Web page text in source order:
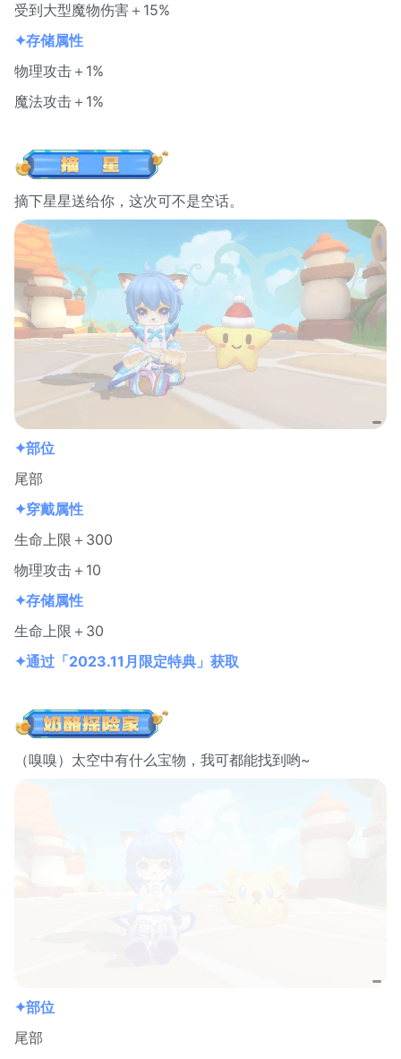
受到大型魔物伤害＋15%
✦存储属性
物理攻击＋1%
魔法攻击＋1%
摘下星星送给你，这次可不是空话。
✦部位
尾部
✦穿戴属性
生命上限＋300
物理攻击＋10
✦存储属性
生命上限＋30
✦通过「2023.11月限定特典」获取
（嗅嗅）太空中有什么宝物，我可都能找到哟~
✦部位
尾部